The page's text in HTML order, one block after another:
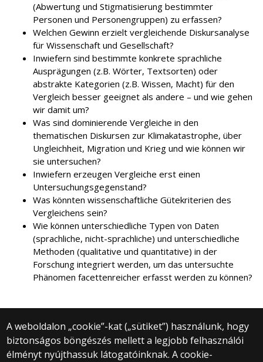
(Abwertung und Stigmatisierung bestimmter
Personen und Personengruppen) zu erfassen?
Welchen Gewinn erzielt vergleichende Diskursanalyse
für Wissenschaft und Gesellschaft?
Inwiefern sind bestimmte konkrete sprachliche
Ausprägungen (z.B. Wörter, Textsorten) oder
abstrakte Kategorien (z.B. Wissen, Macht) für den
Vergleich besser geeignet als andere – und wie gehen
wir damit um?
Was sind dominierende Vergleiche in den
thematischen Diskursen zur Klimakatastrophe, über
Ungleichheit, Migration und Krieg und wie können wir
sie untersuchen?
Inwiefern erzeugen Vergleiche erst einen
Untersuchungsgegenstand?
Was könnten wissenschaftliche Gütekriterien des
Vergleichens sein?
Wie können unterschiedliche Typen von Daten
(sprachliche, nicht-sprachliche) und unterschiedliche
Methoden (qualitative und quantitative) in der
Forschung integriert werden, um das untersuchte
Phänomen facettenreicher erfasst werden zu können?
A weboldalon „cookie”-kat („sütiket”) használunk, hogy
biztonságos böngészés mellett a legjobb felhasználói
élményt nyújthassuk látogatóinknak. A cookie-
© 2025 Eötvös Loránd Tudományegyetem
Minden jog fenntartva.